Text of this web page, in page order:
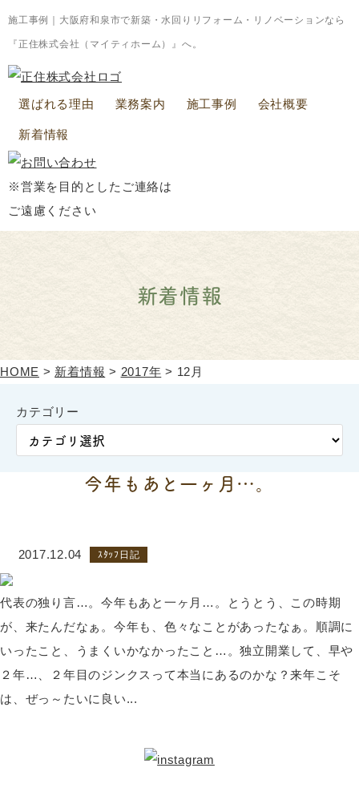
施工事例｜大阪府和泉市で新築・水回りリフォーム・リノベーションなら
『正住株式会社（マイティホーム）』へ。
選ばれる理由 業務案内 施工事例 会社概要
新着情報
※営業を目的としたご連絡は
ご遠慮ください
新着情報
HOME > 新着情報 > 2017年 > 12月
カテゴリー
今年もあと一ヶ月…。
2017.12.04 ｽﾀｯﾌ日記
代表の独り言…。今年もあと一ヶ月…。とうとう、この時期
が、来たんだなぁ。今年も、色々なことがあったなぁ。順調に
いったこと、うまくいかなかったこと…。独立開業して、早や
２年…、２年目のジンクスって本当にあるのかな？来年こそ
は、ぜっ～たいに良い...